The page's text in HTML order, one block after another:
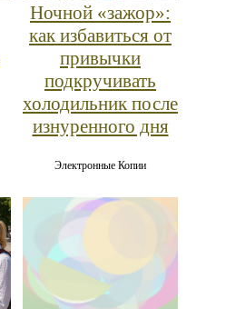
Ночной «зажор»:
как избавиться от
привычки
подкручивать
холодильник после
изнуренного дня
Электронные Копии